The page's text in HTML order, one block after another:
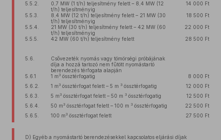
5.5.2.
0,7 MW (1 t/h) teljesítmény felett – 8,4 MW (12
t/h) teljesítményig
14 000 Ft
5.5.3.
8,4 MW (12 t/h) teljesítmény felett – 21 MW (30
t/h) teljesítményig
18 500 Ft
5.5.4.
21 MW (30 t/h) teljesítmény felett – 42 MW (60
t/h) teljesítményig
22 000 Ft
5.5.5.
42 MW (60 t/h) teljesítmény felett 28 500 Ft
5.6.
Csővezeték nyomás vagy tömörségi próbájának
díja a hozzá tartozó nem fűtött nyomástartó
berendezés térfogata alapján
5.6.1
1 m 3össztérfogatig
8 000 Ft
5.6.2.
1 m 3össztérfogat felett – 5 m 3össztérfogatig
12 000 Ft
5.6.3.
5 m 3össztérfogat felett – 50 m 3össztérfogatig
12 500 Ft
5.6.4.
50 m 3össztérfogat felett – 100 m 3össztérfogatig
22 500 Ft
5.6.5.
100 m 3össztérfogat felett 27 500 Ft
D) Egyéb a nyomástartó berendezésekkel kapcsolatos eljárási díjak